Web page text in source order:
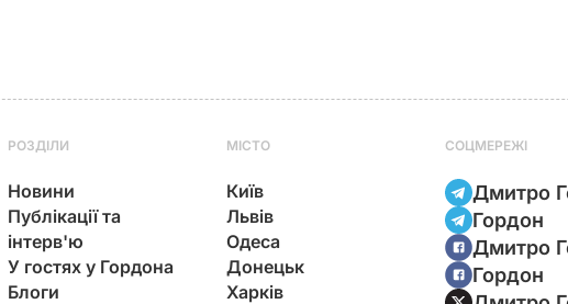
РОЗДІЛИ
Новини
Публікації та
інтерв'ю
У гостях у Гордона
Блоги
МІСТО
Київ
Львів
Одеса
Донецьк
Харків
СОЦМЕРЕЖІ
Дмитро
Гордон
Дмитро
Гордон